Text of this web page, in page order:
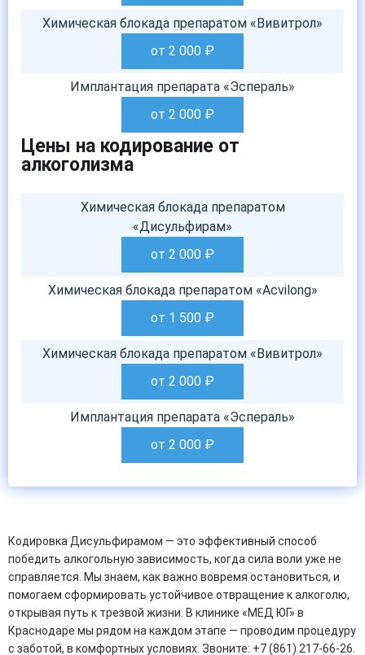
Химическая блокада препаратом «Вивитрол»
от 2 000 ₽
Имплантация препарата «Эспераль»
от 2 000 ₽
Цены на кодирование от
алкоголизма
Химическая блокада препаратом
«Дисульфирам»
от 2 000 ₽
Химическая блокада препаратом «Acvilong»
от 1 500 ₽
Химическая блокада препаратом «Вивитрол»
от 2 000 ₽
Имплантация препарата «Эспераль»
от 2 000 ₽
Кодировка Дисульфирамом — это эффективный способ
победить алкогольную зависимость, когда сила воли уже не
справляется. Мы знаем, как важно вовремя остановиться, и
помогаем сформировать устойчивое отвращение к алкоголю,
открывая путь к трезвой жизни. В клинике «МЕД ЮГ» в
Краснодаре мы рядом на каждом этапе — проводим процедуру
с заботой, в комфортных условиях. Звоните: +7 (861) 217-66-26.